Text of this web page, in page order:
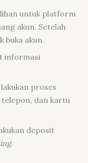
untuk platform
akun. Setelah
buka akun.
informasi
proses
dan kartu
deposit
.